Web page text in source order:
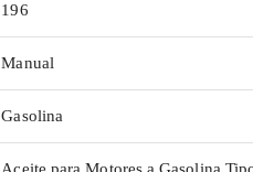
196
Manual
Gasolina